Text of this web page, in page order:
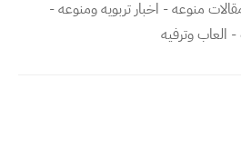
منوعه - اخبار تربويه ومنوعه -
وترفيه